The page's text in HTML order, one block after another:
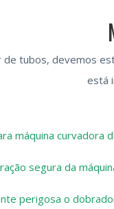
tubos, devemos
está
máquina curvadora
segura da
perigosa o